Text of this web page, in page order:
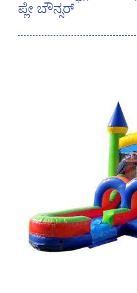
ಪ್ಲೇ ಬೌನ್ಸರ್